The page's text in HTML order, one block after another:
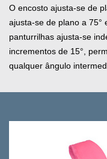
O encosto ajusta-se de
ajusta-se de plano a 75°
panturrilhas ajusta-se
incrementos de 15°,
qualquer ângulo